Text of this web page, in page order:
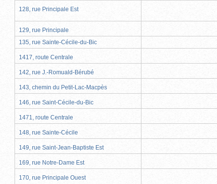
128, rue Principale Est
129, rue Principale
135, rue Sainte-Cécile-du-Bic
1417, route Centrale
142, rue J.-Romuald-Bérubé
143, chemin du Petit-Lac-Macpès
146, rue Saint-Cécile-du-Bic
1471, route Centrale
148, rue Sainte-Cécile
149, rue Saint-Jean-Baptiste Est
169, rue Notre-Dame Est
170, rue Principale Ouest